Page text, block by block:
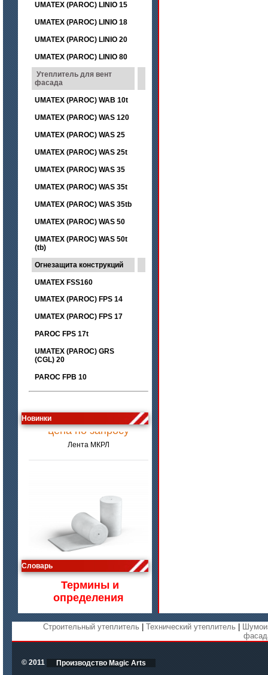
UMATEX (PAROC) LINIO 15
UMATEX (PAROC) LINIO 18
UMATEX (PAROC) LINIO 20
UMATEX (PAROC) LINIO 80
Утеплитель для вент
фасада
UMATEX (PAROC) WAB 10t
UMATEX (PAROC) WAS 120
UMATEX (PAROC) WAS 25
UMATEX (PAROC) WAS 25t
UMATEX (PAROC) WAS 35
UMATEX (PAROC) WAS 35t
UMATEX (PAROC) WAS 35tb
UMATEX (PAROC) WAS 50
UMATEX (PAROC) WAS 50t
(tb)
Огнезащита конструкций
UMATEX FSS160
UMATEX (PAROC) FPS 14
UMATEX (PAROC) FPS 17
PAROC FPS 17t
UMATEX (PAROC) GRS
(CGL) 20
PAROC FPB 10
Новинкицена по запросу
Лента МКРЛ
цена по запросу
Изделия МКРВ-200, МКРВХ-250
Словарь
Термины и
определения
Строительный утеплитель Технический утеплитель
© 2011 Производство Magic Arts